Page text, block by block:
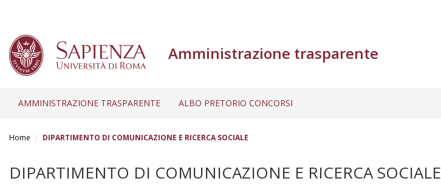
Amministrazione trasparente
AMMINISTRAZIONE TRASPARENTE ALBO PRETORIO CONCORSI
Home DIPARTIMENTO DI COMUNICAZIONE E RICERCA SOCIALE
DIPARTIMENTO DI COMUNICAZIONE E RICERCA SOCIALE